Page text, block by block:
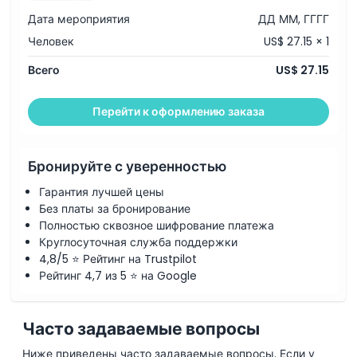
Включено
Политика в отношении детей и взрослых
Исключения
Часы работы
Вещи, которые нужно знать
Местоположение
Политика отмены
Дата мероприятия
ДД ММ, ГГГГ
Человек
US$ 27.15 × 1
Всего
US$ 27.15
Перейти к оформлению заказа
Бронируйте с уверенностью
Гарантия лучшей цены
Без платы за бронирование
Полностью сквозное шифрование платежа
Круглосуточная служба поддержки
4,8/5 ⭐ Рейтинг на Trustpilot
Рейтинг 4,7 из 5 ⭐ на Google
Часто задаваемые вопросы
Ниже приведены часто задаваемые вопросы. Если у